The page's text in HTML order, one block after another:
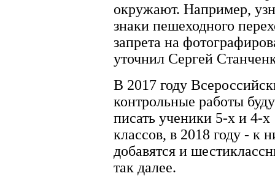
окружают. Например,
знаки пешеходного
запрета на
уточнил Сергей
В 2017 году
контрольные работы
писать ученики 5-х и 4-х
классов, в 2018 году - к
добавятся и
так далее.